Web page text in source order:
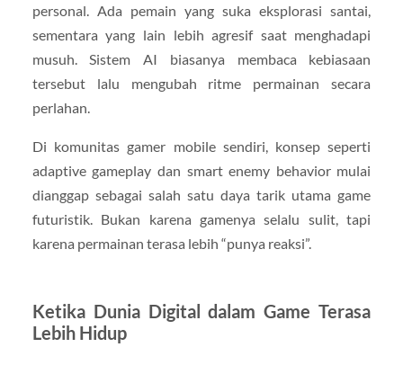
personal. Ada pemain yang suka eksplorasi santai,
sementara yang lain lebih agresif saat menghadapi
musuh. Sistem AI biasanya membaca kebiasaan
tersebut lalu mengubah ritme permainan secara
perlahan.
Di komunitas gamer mobile sendiri, konsep seperti
adaptive gameplay dan smart enemy behavior mulai
dianggap sebagai salah satu daya tarik utama game
futuristik. Bukan karena gamenya selalu sulit, tapi
karena permainan terasa lebih “punya reaksi”.
Ketika Dunia Digital dalam Game Terasa
Lebih Hidup